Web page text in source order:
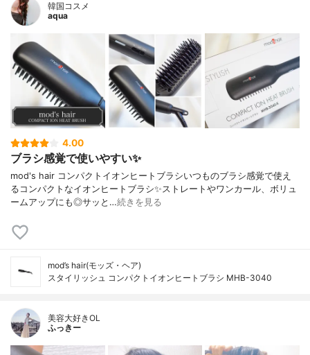
韓国コスメ
aqua
4.00
ブラシ感覚で使いやすい✨
mod's hair コンパクトイオンヒートブラシいつものブラシ感覚で使え
るコンパクトなイオンヒートブラシ✨ストレートやワンカール、ボリュ
ームアップにも◎サッと…続きを見る
mod’s hair(モッズ・ヘア)
スタイリッシュ コンパクトイオンヒートブラシ MHB-3040
美容大好きOL
ふっきー